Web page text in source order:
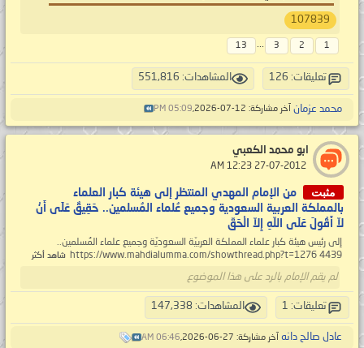
107839
1
2
3
...
13
تعليقات: 126 المشاهدات: 551,816
محمد عزمان آخر مشاركة: 12-07-2026, 05:09 PM
ابو محمد الكعبي
مثبت
من الإمام المهدي المنتظر إلى هيئة كبار العلماء
بالمملكة العربية السعودية وجميع عُلماء المُسلمين.. حَقِيقٌ عَلَى أَنْ
لاّ أَقُولَ عَلَى اللّهِ إِلاّ الْحَقّ
إلى رئيس هيئة كبار علماء المملكة العربيّة السعوديّة وجميع علماء المُسلمين..
https://www.mahdialumma.com/showthread.php?t=1276 4439
شاهد أكثر
لم يقم الإمام بالرد على هذا الموضوع
تعليقات: 1 المشاهدات: 147,338
عادل صالح دانه آخر مشاركة: 27-06-2026, 06:46 AM